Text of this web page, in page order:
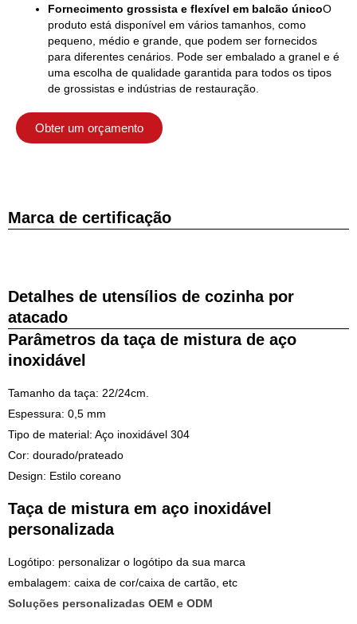
Fornecimento grossista e flexível em balcão únicoO
produto está disponível em vários tamanhos, como
pequeno, médio e grande, que podem ser fornecidos
para diferentes cenários. Pode ser embalado a granel e é
uma escolha de qualidade garantida para todos os tipos
de grossistas e indústrias de restauração.
Obter um orçamento
Marca de certificação
Detalhes de utensílios de cozinha por
atacado
Parâmetros da taça de mistura de aço
inoxidável
Tamanho da taça: 22/24cm.
Espessura: 0,5 mm
Tipo de material: Aço inoxidável 304
Cor: dourado/prateado
Design: Estilo coreano
Taça de mistura em aço inoxidável
personalizada
Logótipo: personalizar o logótipo da sua marca
embalagem: caixa de cor/caixa de cartão, etc
Soluções personalizadas OEM e ODM